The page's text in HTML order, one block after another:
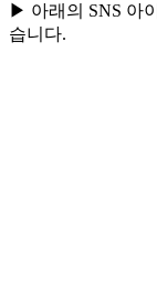
▶ 아래의 SNS 아
습니다.